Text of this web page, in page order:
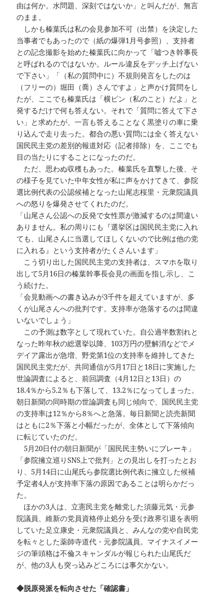
由は何か。水問題、深刻ではないか」と叫んだが、無言
のまま。
しかも榛葉氏は私の会見参加不可（出禁）を決定した
当事者でもあったので（紙の爆弾1月号参照）、支持者
との記念撮影を始めた榛葉氏に向かって「嘘つき幹事長
と呼ばれるのではないか。ルール違反をデッチ上げない
で下さい」「（私の質問中に）不規則発言をしたのは
（フリーの）堀田（喬）さんですよ」と声かけ質問をし
たが、ここでも榛葉氏は「横ピン（私のこと）だよ」と
発するだけで何も答えない。それで「質問に答えて下さ
い」と求めたが、一言も答えることなく黒塗りの車に乗
り込んで走り去った。都合の悪い質問には全く答えない
国民民主党の差別的報道対応（記者排除）を、ここでも
目の当たりにすることになったのだ。
ただ、思わぬ収穫もあった。榛葉氏を直撃した後、そ
の様子を見ていた中年女性が私に声をかけてきて、参院
選比例代表の公認候補となった山尾志桜里・元衆院議員
への怒りを爆発させてくれたのだ。
「山尾さん公認への反発で女性票が激減するのは間違い
ありません。私の周りにも『選挙区は国民民主党に入れ
ても、山尾さんに当選してほしくないので比例は他の党
に入れる』という支持者がたくさんいます」
こう切り出した国民民主党の支持者は、スマホを取り
出して5月16日の榛葉幹事長会見の画面を指し示し、こ
う続けた。
「会見動画への書き込みが3千件を超えていますが、多
くが山尾さんへの批判です。支持率が急落するのは間違
いないでしょう」
この予測は数字として現れていた。自公過半数割れと
なった昨年秋の総選挙以降、103万円の壁解消などでメ
デイア露出が急増、野党第1位の支持率を維持してきた
国民民主党だが、共同通信が5月17日と18日に実施した
世論調査によると、前回調査（4月12日と13日）の
18.4％から5.2％も下落して、13.2％になってしまった。
朝日新聞の同時期の世論調査も同じ傾向で、国民民主党
の支持率は12％から8％へと急落。毎日新聞と読売新聞
はともに2％下落と小幅だったが、全体として下落傾向
に転じていたのだ。
5月20日付の朝日新聞が「国民民主勢いにブレーキ」
「参院擁立巡りSNS上で批判」との見出しを打ったとお
り、5月14日に山尾氏ら参院選比例代表に擁立した候補
予定者4人が支持率下落の原因であることは明らかだっ
た。
ほかの3人は、立憲民主党を離党した須藤元気・元参
院議員、維新の党員資格停止処分を受け政界引退を表明
していた足立康史・元衆院議員と、みんなの党や自民党
を転々とした薬師寺道代・元参院議員。マイナスイメー
ジの筆頭格は不倫スキャンダルが報じられた山尾氏だ
が、他の3人も突っ込みどころには事欠かない。
◆脱原発派を転向させた「確認書」